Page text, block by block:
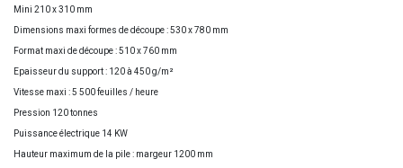
Mini 210 x 310 mm
Dimensions maxi formes de découpe : 530 x 780 mm
Format maxi de découpe : 510 x 760 mm
Epaisseur du support : 120 à 450 g/m²
Vitesse maxi : 5 500 feuilles / heure
Pression 120 tonnes
Puissance électrique 14 KW
Hauteur maximum de la pile : margeur 1200 mm